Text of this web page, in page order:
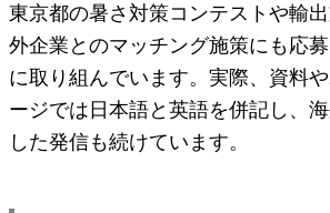
東京都の暑さ対策コンテストや輸
外企業とのマッチング施策にも応
に取り組んでいます。実際、資料
ージでは日本語と英語を併記し、
した発信も続けています。